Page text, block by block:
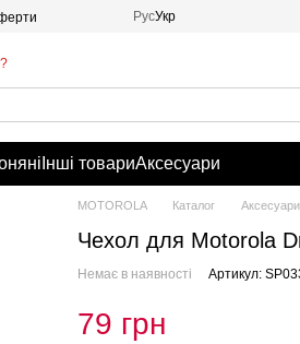
РусУкр
Інші товариАксесуари
MOTOROLA Каталог Аксесуари
Чехол для Motorola
Немає в наявності Артикул:
79 грн